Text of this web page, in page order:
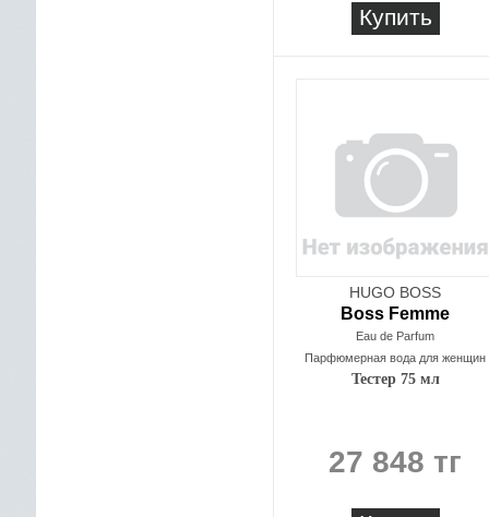
Купить
HUGO BOSS
Boss Femme
Eau de Parfum
Парфюмерная вода для женщин
Тестер 75 мл
27 848 тг